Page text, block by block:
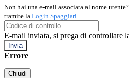
Non hai una e-mail associata al nome
tramite la Login Spaggiari
E-mail inviata, si prega di controllare
Errore
Chiudi